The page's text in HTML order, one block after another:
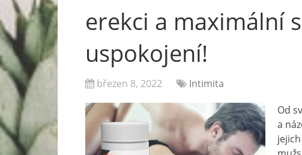
erekci a maximální
uspokojení!
březen 8, 2022
Intimita
Od
a